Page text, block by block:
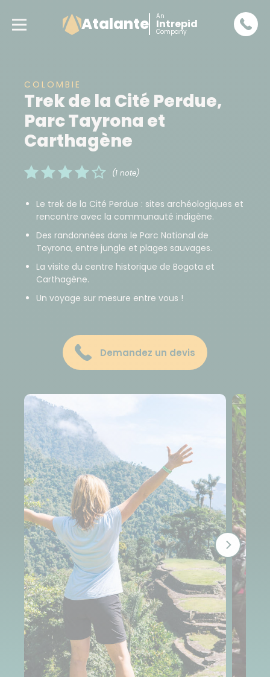
Atalante An
Intrepid
Company
COLOMBIE
Trek de la Cité Perdue,
Parc Tayrona et
Carthagène
(1 note)
Le trek de la Cité Perdue : sites archéologiques et
rencontre avec la communauté indigène.
Des randonnées dans le Parc National de
Tayrona, entre jungle et plages sauvages.
La visite du centre historique de Bogota et
Carthagène.
Un voyage sur mesure entre vous !
Demandez un devis